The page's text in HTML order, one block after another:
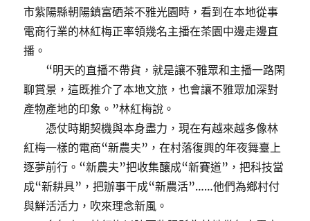
市紫陽縣朝陽鎮富硒茶不雅光園時，看到在本地從事
電商行業的林紅梅正率領幾名主播在茶園中邊走邊直
播。
“明天的直播不帶貨，就是讓不雅眾和主播一路閑
聊賞景，這既推介了本地文旅，也會讓不雅眾加深對
產物產地的印象。”林紅梅說。
憑仗時期契機與本身盡力，現在有越來越多像林
紅梅一樣的電商“新農夫”，在村落復興的年夜舞臺上
逐夢前行。“新農夫”把收集釀成“新賽道”，把科技當
成“新耕具”，把辦事干成“新農活”……他們為鄉村付
與鮮活活力，吹來理念新風。